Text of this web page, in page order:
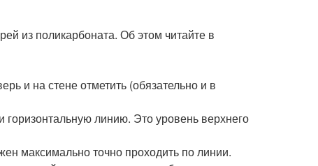
из поликарбоната. Об этом читайте в
и на стене отметить (обязательно и в
линию. Это уровень верхнего
максимально точно проходить по линии.